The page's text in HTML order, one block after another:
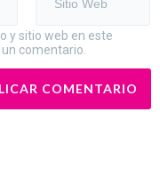
y sitio web en este
comentario.